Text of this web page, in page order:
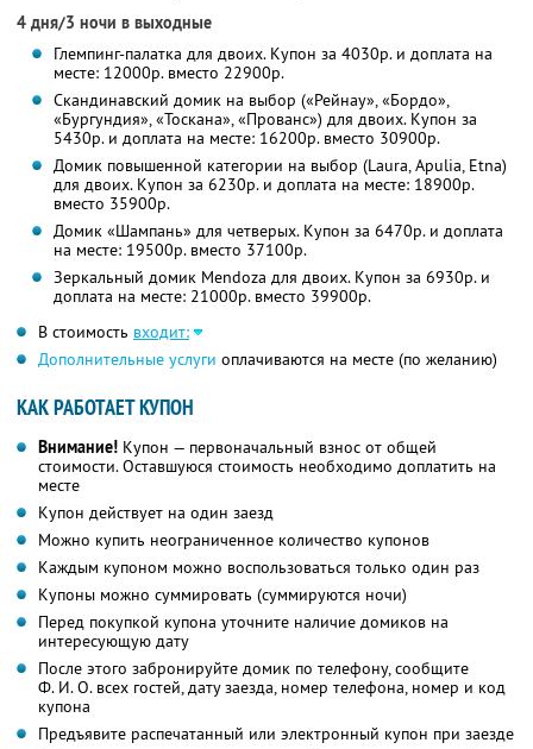
4 дня/3 ночи в выходные
Глемпинг-палатка для двоих. Купон за 4030р. и доплата на
месте: 12000р. вместо 22900р.
Скандинавский домик на выбор («Рейнау», «Бордо»,
«Бургундия», «Тоскана», «Прованс») для двоих. Купон за
5430р. и доплата на месте: 16200р. вместо 30900р.
Домик повышенной категории на выбор (Laura, Apulia, Etna)
для двоих. Купон за 6230р. и доплата на месте: 18900р.
вместо 35900р.
Домик «Шампань» для четверых. Купон за 6470р. и доплата
на месте: 19500р. вместо 37100р.
Зеркальный домик Mendoza для двоих. Купон за 6930р. и
доплата на месте: 21000р. вместо 39900р.
В стоимость входит:
Дополнительные услуги оплачиваются на месте (по желанию)
КАК РАБОТАЕТ КУПОН
Внимание! Купон — первоначальный взнос от общей
стоимости. Оставшуюся стоимость необходимо доплатить на
месте
Купон действует на один заезд
Можно купить неограниченное количество купонов
Каждым купоном можно воспользоваться только один раз
Купоны можно суммировать (суммируются ночи)
Перед покупкой купона уточните наличие домиков на
интересующую дату
После этого забронируйте домик по телефону, сообщите
Ф. И. О.всех гостей, дату заезда, номер телефона, номер и код
купона
Предъявите распечатанный или электронный купон при заезде